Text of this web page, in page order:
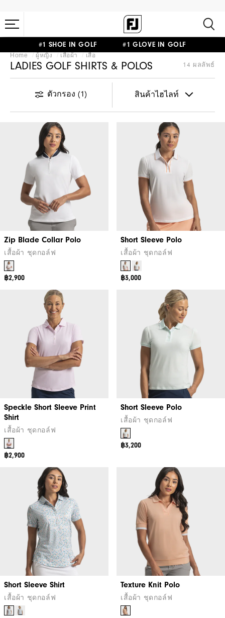
#1 SHOE IN GOLF #1 GLOVE IN GOLF
Home ผู้หญิง เสื้อผ้า เสื้อ
LADIES GOLF SHIRTS & POLOS 14 ผลลัพธ์
ตัวกรอง (1)
Zip Blade Collar Polo
เสื้อผ้า ชุดกอล์ฟ
฿2,900
Short Sleeve Polo
เสื้อผ้า ชุดกอล์ฟ
฿3,000
Speckle Short Sleeve Print
Shirt
เสื้อผ้า ชุดกอล์ฟ
฿2,900
Short Sleeve Polo
เสื้อผ้า ชุดกอล์ฟ
฿3,200
Short Sleeve Shirt
เสื้อผ้า ชุดกอล์ฟ
Texture Knit Polo
เสื้อผ้า ชุดกอล์ฟ